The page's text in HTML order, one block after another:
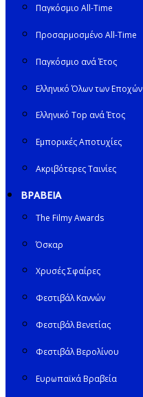
Παγκόσμιο All-Time
Προσαρμοσμένο All-Time
Παγκόσμιο ανά Έτος
Ελληνικό Όλων των Εποχών
Ελληνικό Top ανά Έτος
Εμπορικές Αποτυχίες
Ακριβότερες Ταινίες
ΒΡΑΒΕΙΑ
The Filmy Awards
Όσκαρ
Χρυσές Σφαίρες
Φεστιβάλ Καννών
Φεστιβάλ Βενετίας
Φεστιβάλ Βερολίνου
Ευρωπαϊκά Βραβεία